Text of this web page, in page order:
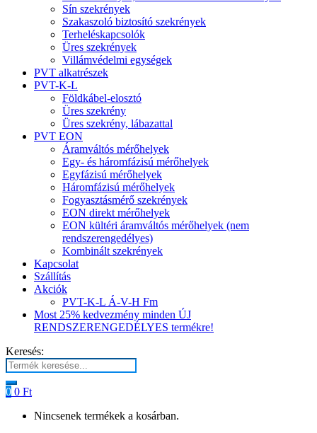
Sín szekrények
Szakaszoló biztosító szekrények
Terheléskapcsolók
Üres szekrények
Villámvédelmi egységek
PVT alkatrészek
PVT-K-L
Földkábel-elosztó
Üres szekrény
Üres szekrény, lábazattal
PVT EON
Áramváltós mérőhelyek
Egy- és háromfázisú mérőhelyek
Egyfázisú mérőhelyek
Háromfázisú mérőhelyek
Fogyasztásmérő szekrények
EON direkt mérőhelyek
EON kültéri áramváltós mérőhelyek (nem
rendszerengedélyes)
Kombinált szekrények
Kapcsolat
Szállítás
Akciók
PVT-K-L Á-V-H Fm
Most 25% kedvezmény minden ÚJ
RENDSZERENGEDÉLYES termékre!
Keresés:
0 0 Ft
Nincsenek termékek a kosárban.